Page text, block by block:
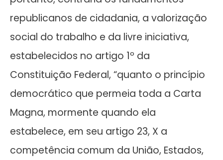
republicanos de cidadania, a valorização
social do trabalho e da livre iniciativa,
estabelecidos no artigo 1º da
Constituição Federal, “quanto o princípio
democrático que permeia toda a Carta
Magna, mormente quando ela
estabelece, em seu artigo 23, X a
competência comum da União, Estados,